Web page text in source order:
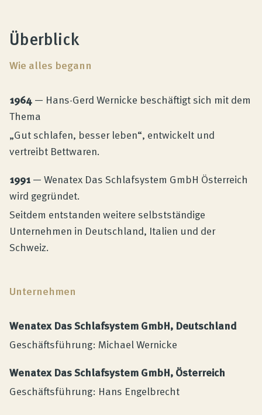
Überblick
Wie alles begann
1964— Hans-Gerd Wernicke beschäftigt sich mit dem
Thema
„Gut schlafen, besser leben“, entwickelt und
vertreibt Bettwaren.
1991— Wenatex Das Schlafsystem GmbH Österreich
wird gegründet.
Seitdem entstanden weitere selbstständige
Unternehmen in Deutschland, Italien und der
Schweiz.
Unternehmen
Wenatex Das Schlafsystem GmbH, Deutschland
Geschäftsführung: Michael Wernicke
Wenatex Das Schlafsystem GmbH, Österreich
Geschäftsführung: Hans Engelbrecht